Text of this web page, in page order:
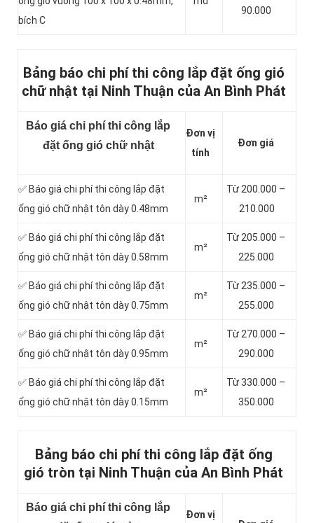
bích C
90.000
Bảng báo chi phí thi công lắp đặt ống gió
chữ nhật tại Ninh Thuận của An Bình Phát
Báo giá chi phí thi công lắp
đặt ống gió chữ nhật
Đơn vị
tính
Đơn giá
✅ Báo giá chi phí thi công lắp đặt
ống gió chữ nhật tôn dày 0.48mm
m²
Từ 200.000 –
210.000
✅ Báo giá chi phí thi công lắp đặt
ống gió chữ nhật tôn dày 0.58mm
m²
Từ 205.000 –
225.000
✅ Báo giá chi phí thi công lắp đặt
ống gió chữ nhật tôn dày 0.75mm
m²
Từ 235.000 –
255.000
✅ Báo giá chi phí thi công lắp đặt
ống gió chữ nhật tôn dày 0.95mm
m²
Từ 270.000 –
290.000
✅ Báo giá chi phí thi công lắp đặt
ống gió chữ nhật tôn dày 0.15mm
m²
Từ 330.000 –
350.000
Bảng báo chi phí thi công lắp đặt ống
gió tròn tại Ninh Thuận của An Bình Phát
Báo giá chi phí thi công lắp
Đơn vị